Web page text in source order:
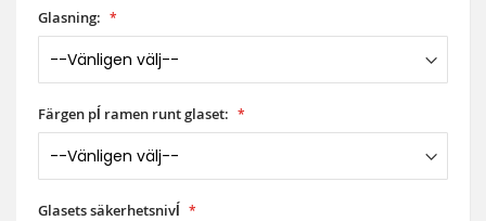
Glasning:
Färgen pĺ ramen runt glaset:
Glasets säkerhetsnivĺ